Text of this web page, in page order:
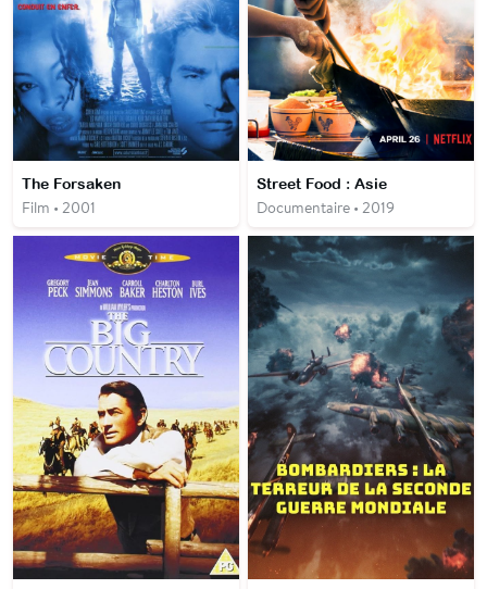
The Forsaken
Film • 2001
Street Food : Asie
Documentaire • 2019